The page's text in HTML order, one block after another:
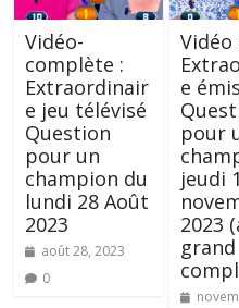
Vidéo-
complète :
Extraordinair
e jeu télévisé
Question
pour un
champion du
lundi 28 Août
2023
août 28, 2023
0
Vidéo
e
pour
jeudi
2023
grand